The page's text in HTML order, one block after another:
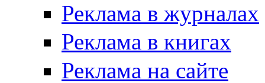
Реклама в журналах
Реклама в книгах
Реклама на сайте